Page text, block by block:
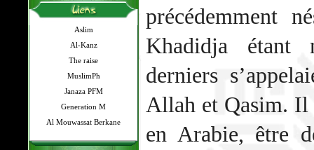
Aslim
Al-Kanz
The raise
MuslimPh
Janaza PFM
Generation M
Al Mouwassat Berkane
précédemment
Khadidja étant
derniers
Allah et Qasim. Il
en Arabie, être